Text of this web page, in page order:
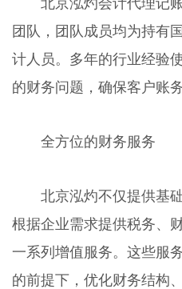
团队，团队成员均为持有
计人员。多年的行业经验
的财务问题，确保客户账
全方位的财务服务
北京泓灼不仅提供基
根据企业需求提供税务、
一系列增值服务。这些服
的前提下，优化财务结构